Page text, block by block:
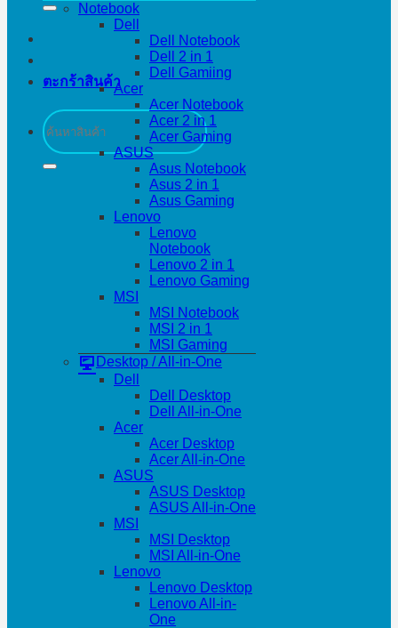
ตะกร้าสินค้า
ค้นหา:
Notebook
Dell
Dell Notebook
Dell 2 in 1
Dell Gamiing
Acer
Acer Notebook
Acer 2 in 1
Acer Gaming
ASUS
Asus Notebook
Asus 2 in 1
Asus Gaming
Lenovo
Lenovo
Notebook
Lenovo 2 in 1
Lenovo Gaming
MSI
MSI Notebook
MSI 2 in 1
MSI Gaming
Desktop / All-in-One
Dell
Dell Desktop
Dell All-in-One
Acer
Acer Desktop
Acer All-in-One
ASUS
ASUS Desktop
ASUS All-in-One
MSI
MSI Desktop
MSI All-in-One
Lenovo
Lenovo Desktop
Lenovo All-in-
One